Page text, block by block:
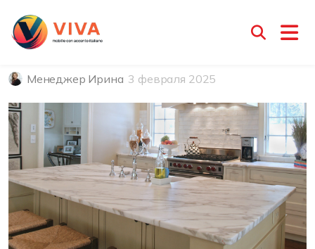
Отличие пластиковых и
акриловых столешниц
Менеджер Ирина 3 февраля 2025